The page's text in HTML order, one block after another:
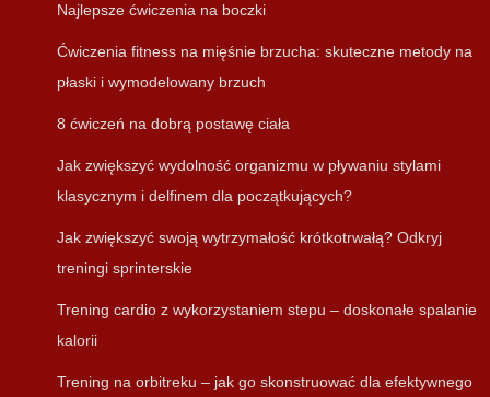
Najlepsze ćwiczenia na boczki
Ćwiczenia fitness na mięśnie brzucha: skuteczne metody na
płaski i wymodelowany brzuch
8 ćwiczeń na dobrą postawę ciała
Jak zwiększyć wydolność organizmu w pływaniu stylami
klasycznym i delfinem dla początkujących?
Jak zwiększyć swoją wytrzymałość krótkotrwałą? Odkryj
treningi sprinterskie
Trening cardio z wykorzystaniem stepu – doskonałe spalanie
kalorii
Trening na orbitreku – jak go skonstruować dla efektywnego